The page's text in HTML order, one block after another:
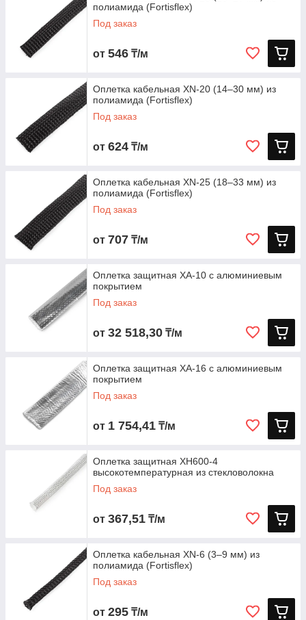
полиамида (Fortisflex)
Под заказ
от 546 ₸/м
Оплетка кабельная XN‑20 (14–30 мм) из
полиамида (Fortisflex)
Под заказ
от 624 ₸/м
Оплетка кабельная XN‑25 (18–33 мм) из
полиамида (Fortisflex)
Под заказ
от 707 ₸/м
Оплетка защитная XA-10 с алюминиевым
покрытием
Под заказ
от 32 518,30 ₸/м
Оплетка защитная XA-16 с алюминиевым
покрытием
Под заказ
от 1 754,41 ₸/м
Оплетка защитная XH600-4
высокотемпературная из стекловолокна
Под заказ
от 367,51 ₸/м
Оплетка кабельная XN‑6 (3–9 мм) из
полиамида (Fortisflex)
Под заказ
от 295 ₸/м